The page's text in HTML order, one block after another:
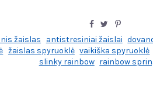
žaislas antistresiniai žaislai
žaislas spyruoklė vaikiška spyruoklė
slinky rainbow rainbow